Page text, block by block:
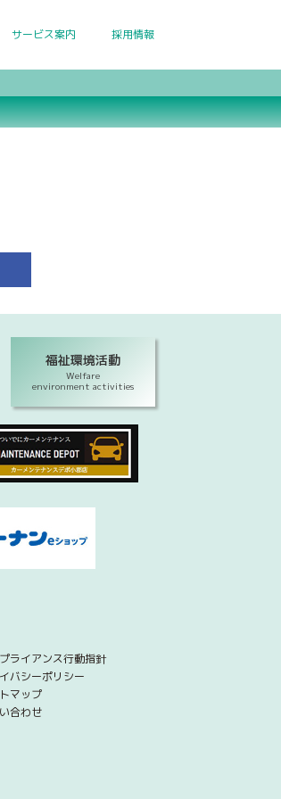
サービス案内 採用情報
福祉環境活動
Welfare
environment activities
ライアンス行動指針
バシーポリシー
マップ
合わせ